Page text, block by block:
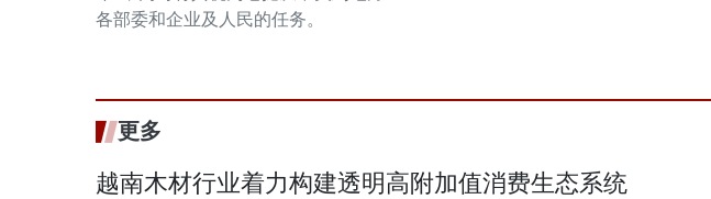
各部委和企业及人民的任务。
更多
越南木材行业着力构建透明高附加值消费生态系统